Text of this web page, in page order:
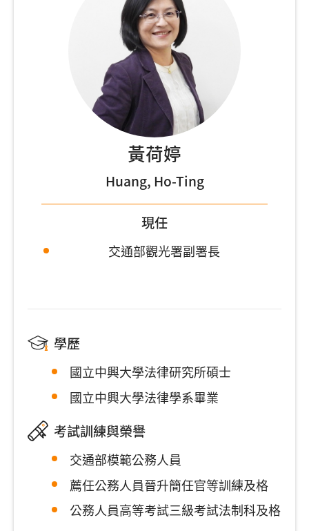
黃荷婷
Huang, Ho-Ting
現任
交通部觀光署副署長
學歷
國立中興大學法律研究所碩士
國立中興大學法律學系畢業
考試訓練與榮譽
交通部模範公務人員
薦任公務人員晉升簡任官等訓練及格
公務人員高等考試三級考試法制科及格